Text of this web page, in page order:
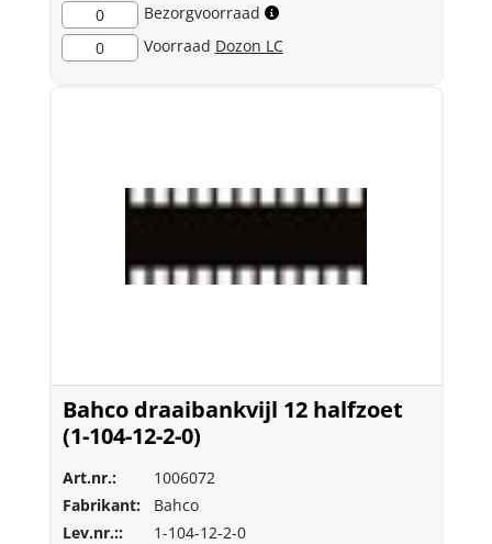
0
Bezorgvoorraad
0
Voorraad Dozon LC
Bahco draaibankvijl 12 halfzoet
(1-104-12-2-0)
Art.nr.:
1006072
Fabrikant:
Bahco
Lev.nr.::
1-104-12-2-0